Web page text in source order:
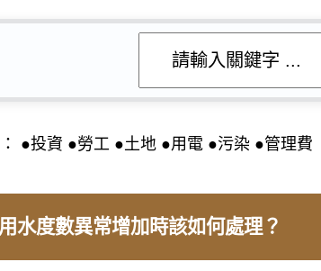
投資 勞工 土地 用電 污染 管理費
用水度數異常增加時該如何處理？